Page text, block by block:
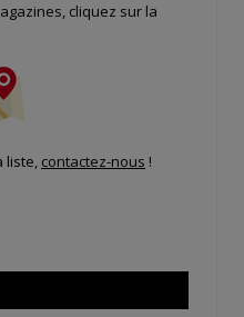
cliquez sur la
liste, contactez-nous !